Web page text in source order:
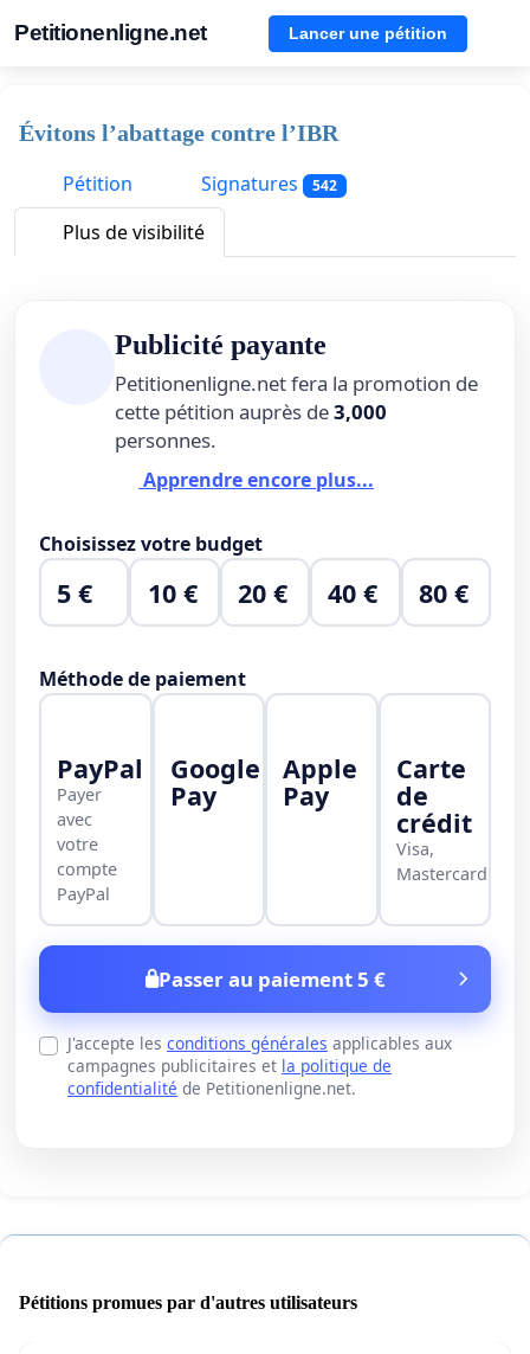
Petitionenligne.net Lancer une pétition
Évitons l’abattage contre l’IBR
Pétition
Signatures 542
Plus de visibilité
Publicité payante
Petitionenligne.net fera la promotion de
cette pétition auprès de3,000
personnes.
Apprendre encore plus...
Choisissez votre budget
5 € 10 € 20 € 40 € 80 €
Méthode de paiement
PayPal
Payer
avec
votre
compte
PayPal
Google
Pay
Apple
Pay
Carte
de
crédit
Visa,
Mastercard
Passer au paiement 5 €
J'accepte les conditions générales applicables aux
campagnes publicitaires et la politique de
confidentialité de Petitionenligne.net.
Pétitions promues par d'autres utilisateurs